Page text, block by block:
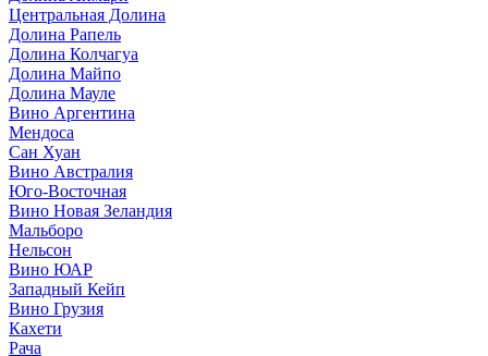
Центральная Долина
Долина Рапель
Долина Колчагуа
Долина Майпо
Долина Мауле
Вино Аргентина
Мендоса
Сан Хуан
Вино Австралия
Юго-Восточная
Вино Новая Зеландия
Мальборо
Нельсон
Вино ЮАР
Западный Кейп
Вино Грузия
Кахети
Рача